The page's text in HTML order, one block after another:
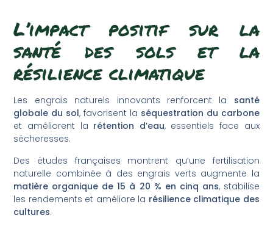
L’impact positif sur la
santé des sols et la
résilience climatique
Les engrais naturels innovants renforcent la santé
globale du sol, favorisent la séquestration du carbone
et améliorent la rétention d’eau, essentiels face aux
sécheresses.
Des études françaises montrent qu’une fertilisation
naturelle combinée à des engrais verts augmente la
matière organique de 15 à 20 % en cinq ans, stabilise
les rendements et améliore la résilience climatique des
cultures.